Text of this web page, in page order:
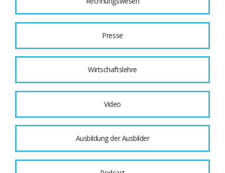
Presse
Wirtschaftslehre
Video
Ausbildung der Ausbilder